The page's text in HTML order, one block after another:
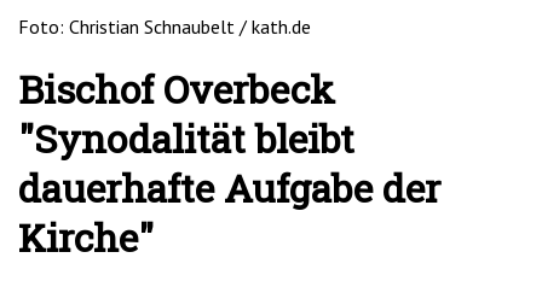
Foto: Christian Schnaubelt / kath.de
Bischof Overbeck
"Synodalität bleibt
dauerhafte Aufgabe der
‎Kirche"